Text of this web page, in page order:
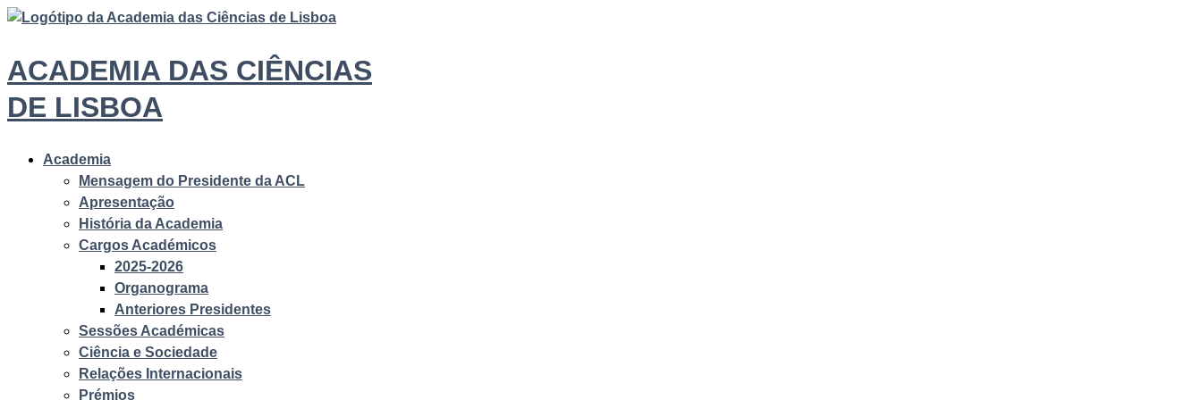
ACADEMIA DAS CIÊNCIAS
DE LISBOA
Academia
Mensagem do Presidente da ACL
Apresentação
História da Academia
Cargos Académicos
2025-2026
Organograma
Anteriores Presidentes
Sessões Académicas
Ciência e Sociedade
Relações Internacionais
Prémios